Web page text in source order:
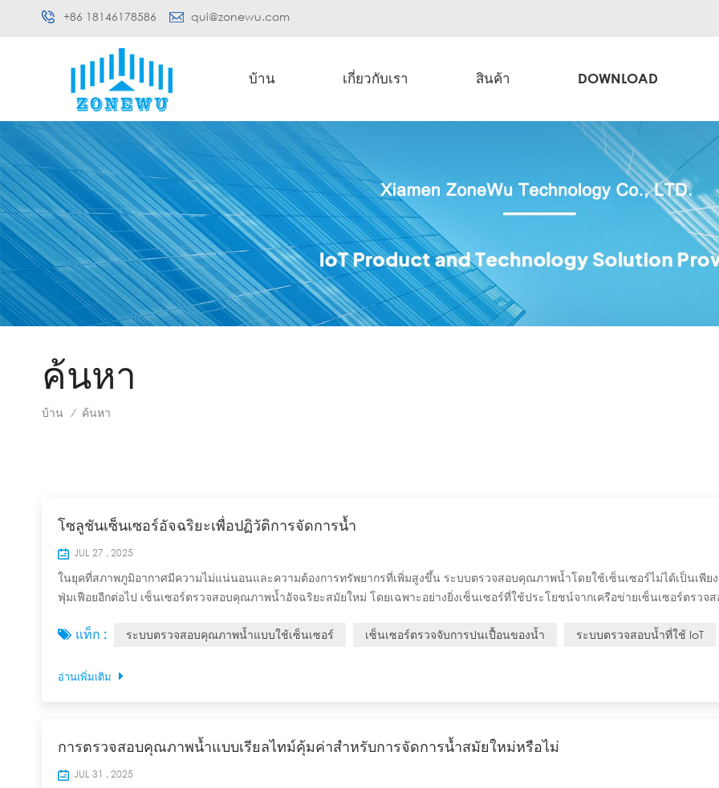
+86 18146178586 qui@zonewu.com
บ้าน เกี่ยวกับเรา สินค้า DOWNLOAD
ค้นหา
บ้าน / ค้นหา
โซลูชันเซ็นเซอร์อัจฉริยะเพื่อปฏิวัติการจัดการน้ำ
JUL 27 , 2025
ในยุคที่สภาพภูมิอากาศมีความไม่แน่นอนและความต้องการทรัพยากรที่เพิ่มสูงขึ้น ระบบตรวจสอบคุณภาพน้ำโดยใช้เซ็นเซอร์ไม่ได้เป็นเพียง
ฟุ่มเฟือยอีกต่อไป เซ็นเซอร์ตรวจสอบคุณภาพน้ำอัจฉริยะสมัยใหม่ โดยเฉพาะอย่างยิ่งเซ็นเซอร์ที่ใช้ประโยชน์จากเครือข่ายเซ็นเซอร์ตรวจส
กฎระเบียบ การปรับ...
แท็ก : ระบบตรวจสอบคุณภาพน้ำแบบใช้เซ็นเซอร์ เซ็นเซอร์ตรวจจับการปนเปื้อนของน้ำ ระบบตรวจสอบน้ำที่ใช้ IoT
อ่านเพิ่มเติม
การตรวจสอบคุณภาพน้ำแบบเรียลไทม์คุ้มค่าสำหรับการจัดการน้ำสมัยใหม่หรือไม่
JUL 31 , 2025